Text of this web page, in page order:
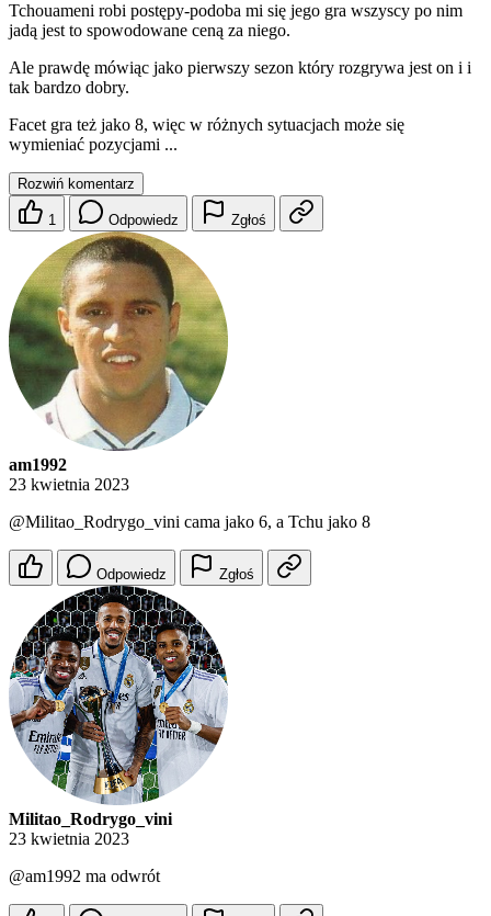
Tchouameni robi postępy-podoba mi się jego gra wszyscy po nim
jadą jest to spowodowane ceną za niego.
Ale prawdę mówiąc jako pierwszy sezon który rozgrywa jest on i i
tak bardzo dobry.
Facet gra też jako 8, więc w różnych sytuacjach może się
wymieniać pozycjami ...
Rozwiń komentarz
1 Odpowiedz Zgłoś
am1992
23 kwietnia 2023
@Militao_Rodrygo_vini cama jako 6, a Tchu jako 8
Odpowiedz Zgłoś
Militao_Rodrygo_vini
23 kwietnia 2023
@am1992 ma odwrót